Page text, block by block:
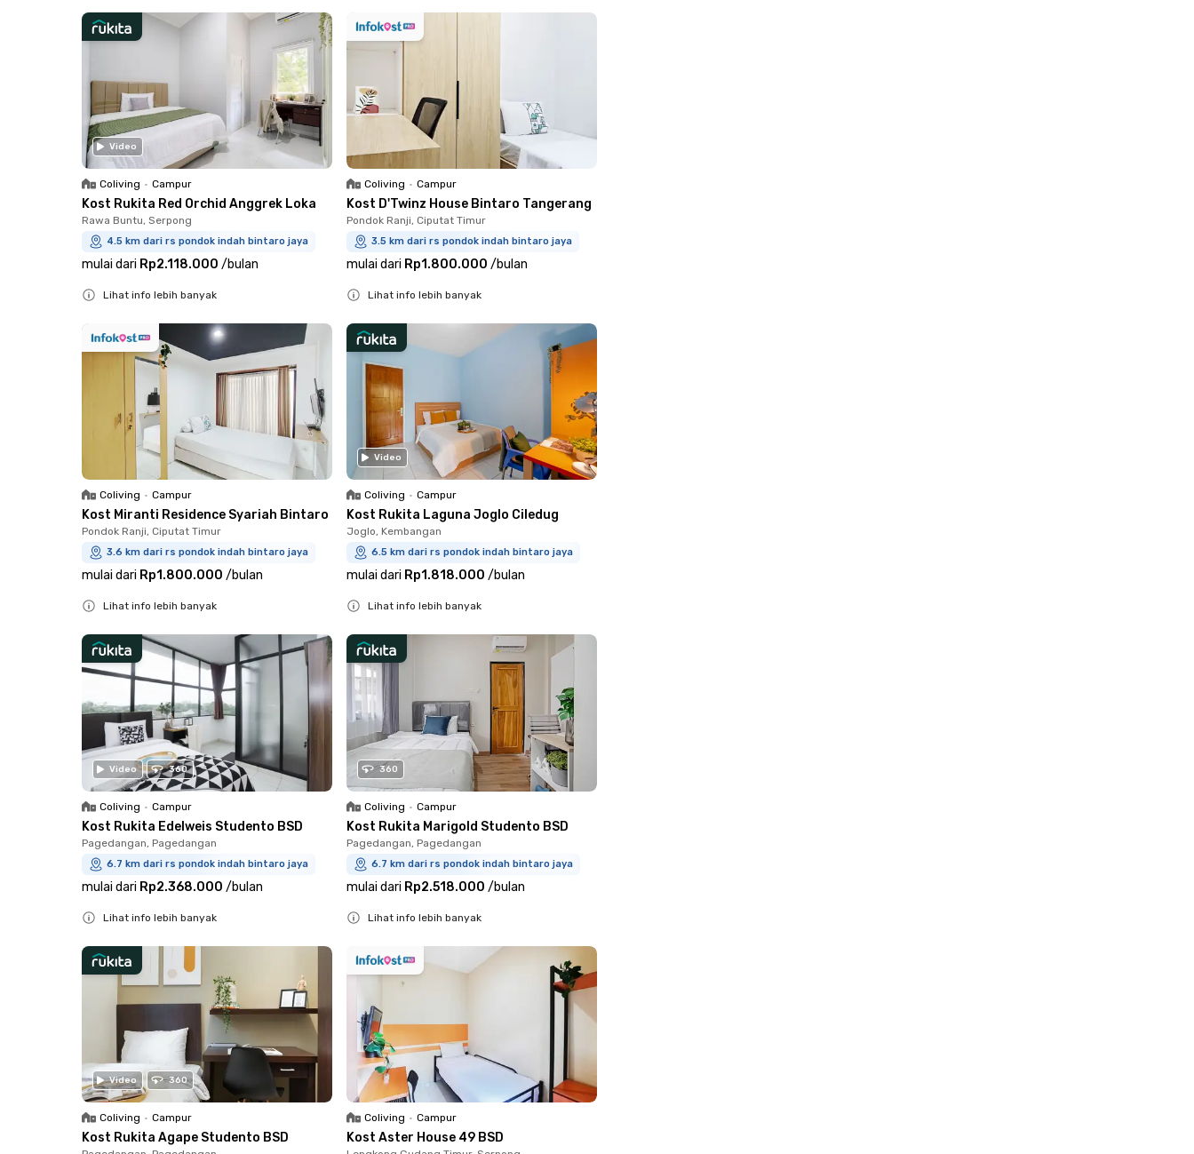
Video
Coliving • Campur
Kost Rukita Red Orchid Anggrek Loka
Rawa Buntu, Serpong
4.5 km dari rs pondok indah bintaro jaya
mulai dari Rp2.118.000 /bulan
Lihat info lebih banyak
Coliving • Campur
Kost D'Twinz House Bintaro Tangerang
Pondok Ranji, Ciputat Timur
3.5 km dari rs pondok indah bintaro jaya
mulai dari Rp1.800.000 /bulan
Lihat info lebih banyak
Coliving • Campur
Kost Miranti Residence Syariah Bintaro
Pondok Ranji, Ciputat Timur
3.6 km dari rs pondok indah bintaro jaya
mulai dari Rp1.800.000 /bulan
Lihat info lebih banyak
Video
Coliving • Campur
Kost Rukita Laguna Joglo Ciledug
Joglo, Kembangan
6.5 km dari rs pondok indah bintaro jaya
mulai dari Rp1.818.000 /bulan
Lihat info lebih banyak
Video 360
Coliving • Campur
Kost Rukita Edelweis Studento BSD
Pagedangan, Pagedangan
6.7 km dari rs pondok indah bintaro jaya
mulai dari Rp2.368.000 /bulan
Lihat info lebih banyak
360
Coliving • Campur
Kost Rukita Marigold Studento BSD
Pagedangan, Pagedangan
6.7 km dari rs pondok indah bintaro jaya
mulai dari Rp2.518.000 /bulan
Lihat info lebih banyak
Video 360
Coliving • Campur
Kost Rukita Agape Studento BSD
Coliving • Campur
Kost Aster House 49 BSD